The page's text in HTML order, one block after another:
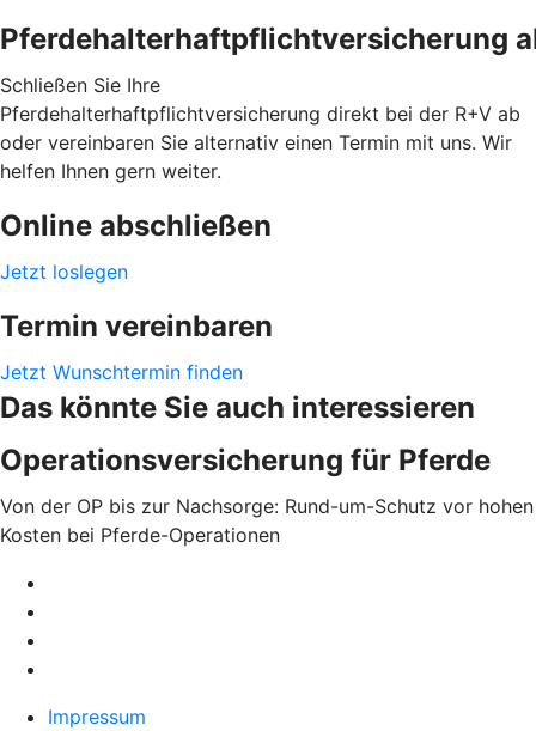
Pferdehalterhaftpflichtversicherung
Schließen Sie Ihre
Pferdehalterhaftpflichtversicherung direkt bei der R+V ab
oder vereinbaren Sie alternativ einen Termin mit uns. Wir
helfen Ihnen gern weiter.
Online abschließen
Jetzt loslegen
Termin vereinbaren
Jetzt Wunschtermin finden
Das könnte Sie auch interessieren
Operationsversicherung für Pferde
Von der OP bis zur Nachsorge: Rund-um-Schutz vor hohen
Kosten bei Pferde-Operationen
Impressum